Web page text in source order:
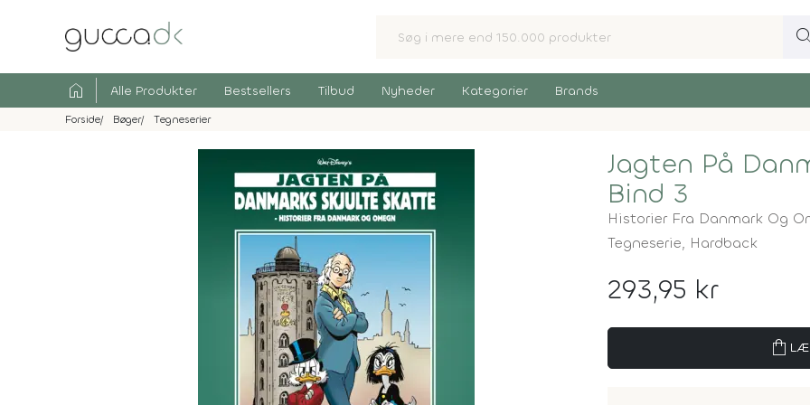
home Alle Produkter Bestsellers Tilbud Nyheder Kategorier Brands
Forside Bøger Tegneserier
Jagten På
Bind 3
Historier Fra Danmark Og
Tegneserie, Hardback
293,95 kr
shopping_bag